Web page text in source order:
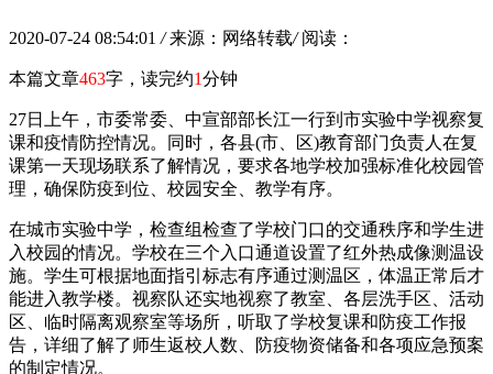
2020-07-24 08:54:01 / 来源：网络转载/ 阅读：
本篇文章463字，读完约1分钟
27日上午，市委常委、中宣部部长江一行到市实验中学视察复
课和疫情防控情况。同时，各县(市、区)教育部门负责人在复
课第一天现场联系了解情况，要求各地学校加强标准化校园管
理，确保防疫到位、校园安全、教学有序。
在城市实验中学，检查组检查了学校门口的交通秩序和学生进
入校园的情况。学校在三个入口通道设置了红外热成像测温设
施。学生可根据地面指引标志有序通过测温区，体温正常后才
能进入教学楼。视察队还实地视察了教室、各层洗手区、活动
区、临时隔离观察室等场所，听取了学校复课和防疫工作报
告，详细了解了师生返校人数、防疫物资储备和各项应急预案
的制定情况。